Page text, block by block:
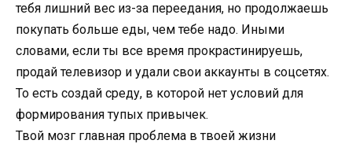
тебя лишний вес из-за переедания, но продолжаешь
покупать больше еды, чем тебе надо. Иными
словами, если ты все время прокрастинируешь,
продай телевизор и удали свои аккаунты в соцсетях.
То есть создай среду, в которой нет условий для
формирования тупых привычек.
Твой мозг главная проблема в твоей жизни